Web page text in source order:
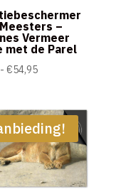
–
Vermeer
met de Parel
- €54,95Prijsklasse:
€54,95